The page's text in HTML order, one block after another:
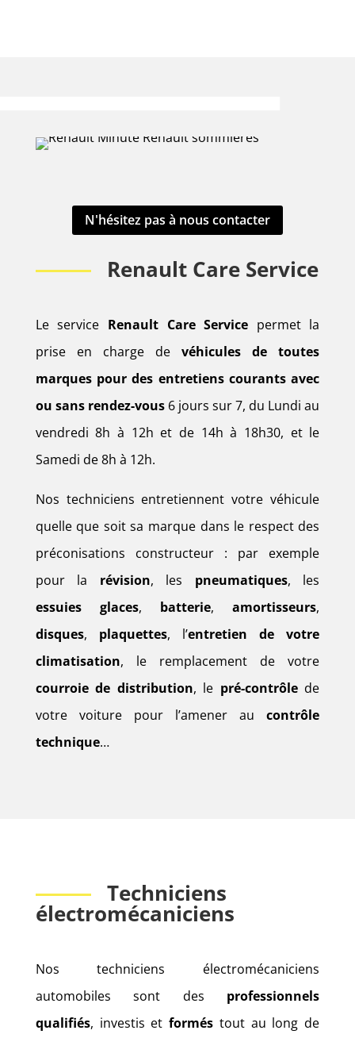
N'hésitez pas à nous contacter
Renault Care Service
Le service Renault Care Service permet la
prise en charge devéhicules de toutes
marques pour des entretiens courants avec
ou sans rendez-vous6 jours sur 7, du Lundi au
vendredi 8h à 12h et de 14h à 18h30, et le
Samedi de 8h à 12h.
Nos techniciens entretiennent votre véhicule
quelle que soit sa marque dans le respect des
préconisations constructeur : par exemple
pour la révision, les pneumatiques, les
essuies glaces, batterie,amortisseurs,
disques, plaquettes, l’entretien de votre
climatisation, le remplacement de votre
courroie de distribution, le pré-contrôlede
votre voiture pour l’amener aucontrôle
technique…
Techniciens
électromécaniciens
Nos techniciens électromécaniciens
automobiles sont des professionnels
qualifiés, investis etformés tout au long de